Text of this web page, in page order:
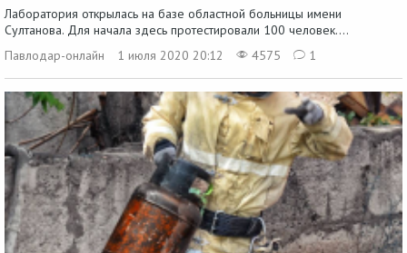
Лаборатория открылась на базе областной больницы имени
Султанова. Для начала здесь протестировали 100 человек....
Павлодар-онлайн
1 июля 2020 20:12 4575 1